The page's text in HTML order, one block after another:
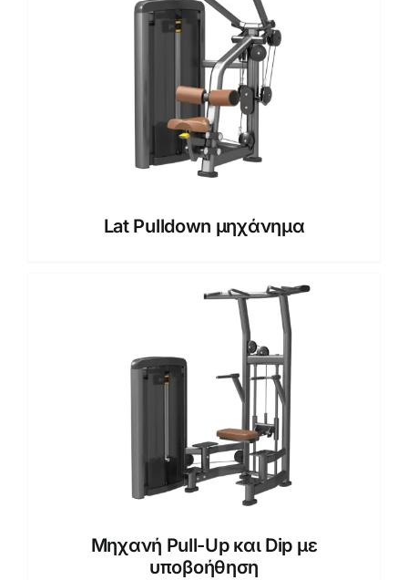
Lat Pulldown μηχάνημα
Μηχανή Pull-Up και Dip με
υποβοήθηση